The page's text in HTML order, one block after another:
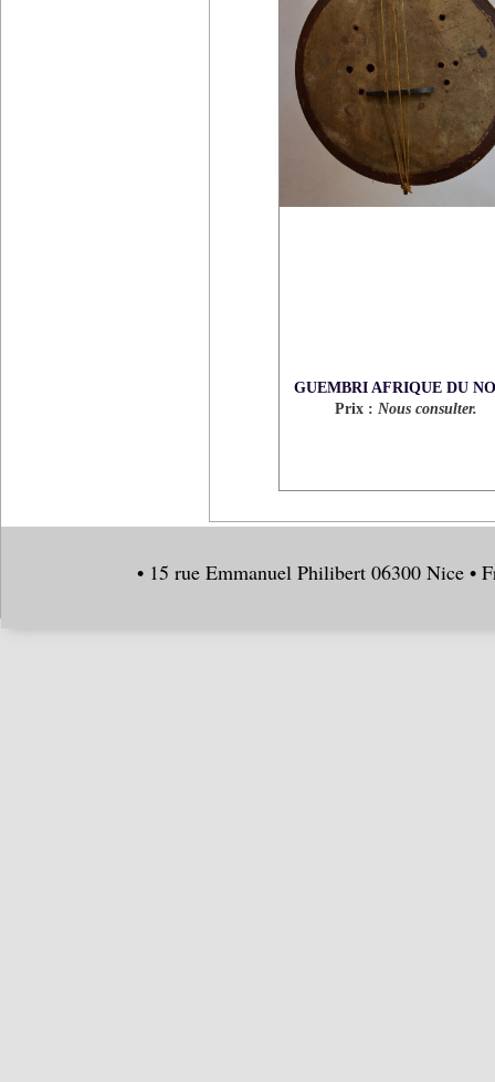
GUEMBRI AFRIQUE DU
Prix : Nous consulter.
• 15 rue Emmanuel Philibert 06300 Nice •